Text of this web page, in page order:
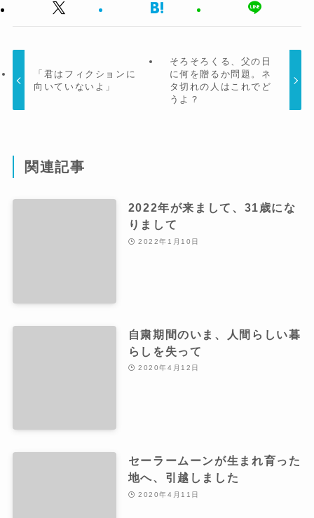
「君はフィクションに
向いていないよ」
そろそろくる、父の日
に何を贈るか問題。ネ
タ切れの人はこれでど
うよ？
関連記事
2022年が来まして、31歳にな
りまして
2022年1月10日
自粛期間のいま、人間らしい暮
らしを失って
2020年4月12日
セーラームーンが生まれ育った
地へ、引越しました
2020年4月11日